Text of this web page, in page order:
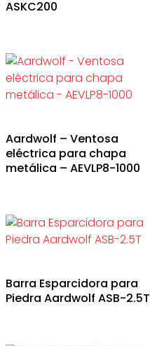
ASKC200
Aardwolf – Ventosa
eléctrica para chapa
metálica – AEVLP8-1000
Barra Esparcidora para
Piedra Aardwolf ASB-2.5T